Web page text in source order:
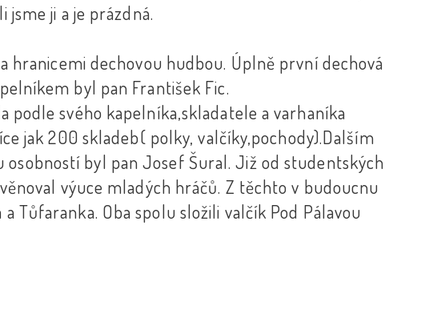
ji a je prázdná.
hranicemi dechovou hudbou. Úplně první dechová
byl pan František Fic.
podle svého kapelníka,skladatele a varhaníka
jak 200 skladeb( polky, valčíky,pochody).Dalším
osobností byl pan Josef Šural. Již od studentských
výuce mladých hráčů. Z těchto v budoucnu
Tůfaranka. Oba spolu složili valčík Pod Pálavou